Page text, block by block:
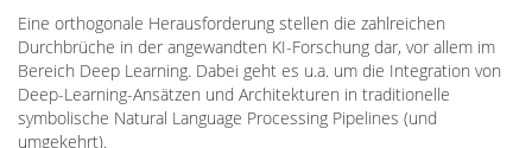
Eine orthogonale Herausforderung stellen die zahlreichen
Durchbrüche in der angewandten KI-Forschung dar, vor allem im
Bereich Deep Learning. Dabei geht es u.a. um die Integration von
Deep-Learning-Ansätzen und Architekturen in traditionelle
symbolische Natural Language Processing Pipelines (und
umgekehrt).